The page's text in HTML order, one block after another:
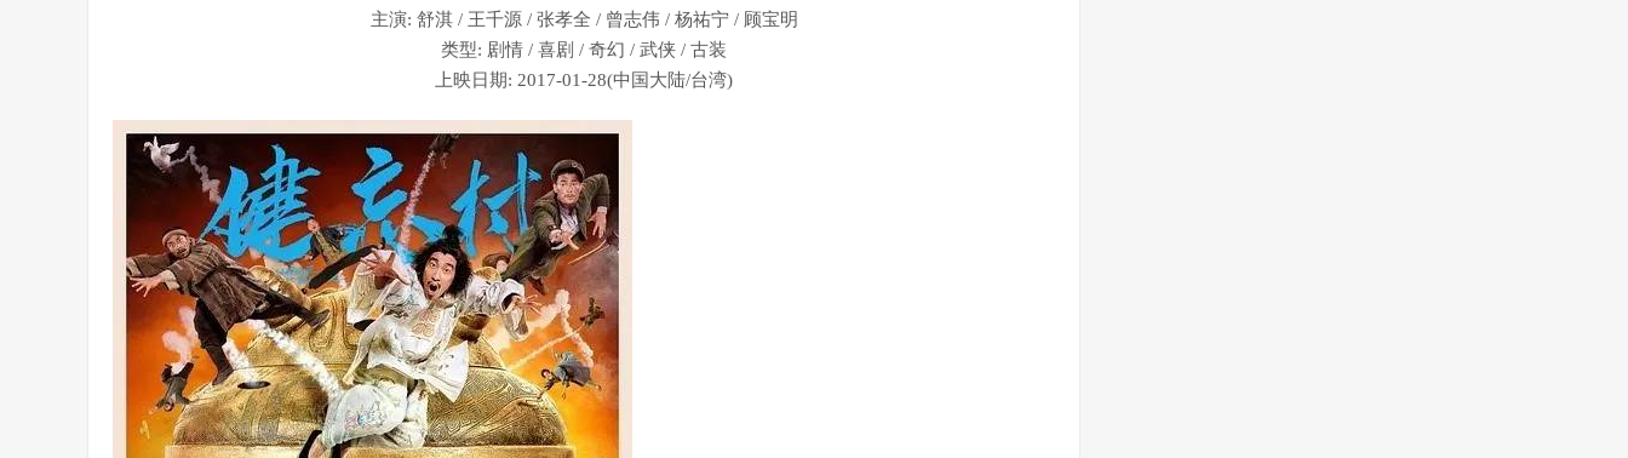
主演: 舒淇 / 王千源 / 张孝全 / 曾志伟 / 杨祐宁 / 顾宝明
类型: 剧情 / 喜剧 / 奇幻 / 武侠 / 古装
上映日期: 2017-01-28(中国大陆/台湾)